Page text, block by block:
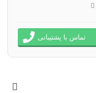
تماس با پشتیبانی